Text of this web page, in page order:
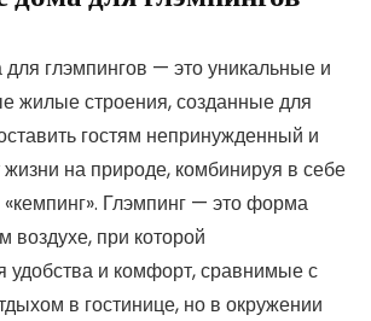
глэмпингов — это уникальные и
жилые строения, созданные для
гостям непринужденный и
на природе, комбинируя в себе
«кемпинг». Глэмпинг — это форма
воздухе, при которой
удобства и комфорт, сравнимые с
в гостинице, но в окружении